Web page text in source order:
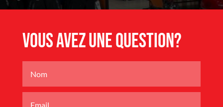
Vous avez une question?